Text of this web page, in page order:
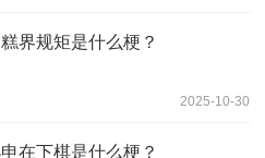
界规矩是什么梗？
2025-10-30
在下棋是什么梗？